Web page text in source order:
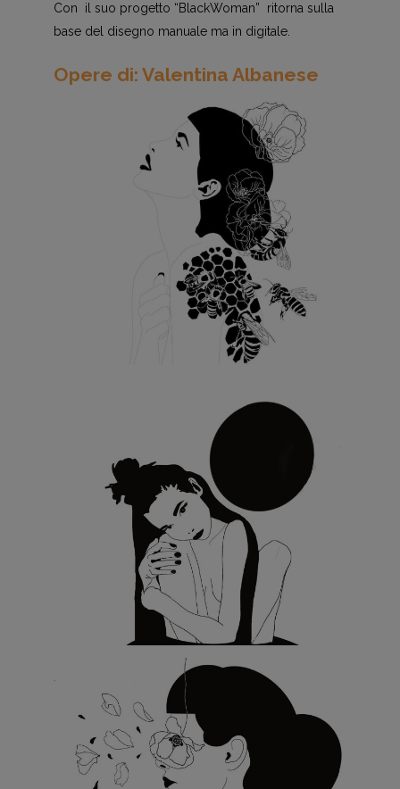
Con il suo progetto “BlackWoman” ritorna sulla
base del disegno manuale ma in digitale.
Opere di: Valentina Albanese